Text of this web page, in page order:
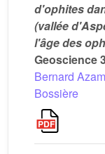
d'ophites
(vallée
l'âge des
Geoscience
Bernard
Bossière